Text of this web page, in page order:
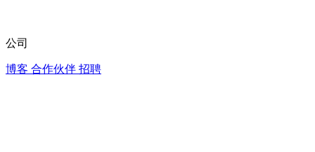
公司
博客 合作伙伴 招聘